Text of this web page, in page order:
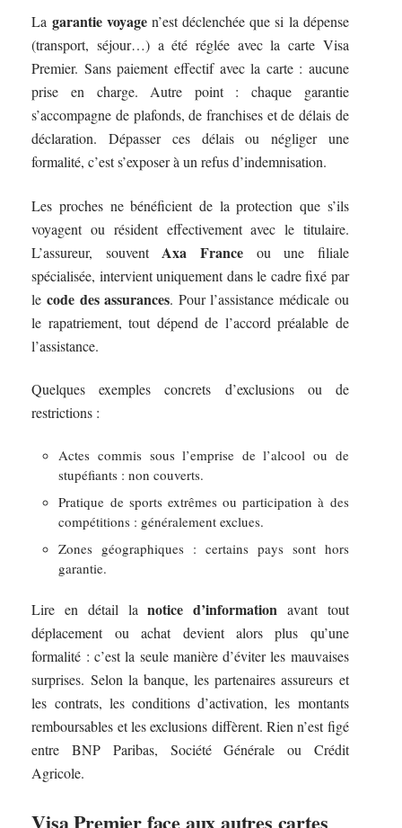
La garantie voyagen’est déclenchée que si la dépense
(transport, séjour…) a été réglée avec la carte Visa
Premier. Sans paiement effectif avec la carte : aucune
prise en charge. Autre point : chaque garantie
s’accompagne de plafonds, de franchises et de délais de
déclaration. Dépasser ces délais ou négliger une
formalité, c’est s’exposer à un refus d’indemnisation.
Les proches ne bénéficient de la protection que s’ils
voyagent ou résident effectivement avec le titulaire.
L’assureur, souvent Axa France ou une filiale
spécialisée, intervient uniquement dans le cadre fixé par
le code des assurances. Pour l’assistance médicale ou
le rapatriement, tout dépend de l’accord préalable de
l’assistance.
Quelques exemples concrets d’exclusions ou de
restrictions :
Actes commis sous l’emprise de l’alcool ou de
stupéfiants : non couverts.
Pratique de sports extrêmes ou participation à des
compétitions : généralement exclues.
Zones géographiques : certains pays sont hors
garantie.
Lire en détail lanotice d’information avant tout
déplacement ou achat devient alors plus qu’une
formalité : c’est la seule manière d’éviter les mauvaises
surprises. Selon la banque, les partenaires assureurs et
les contrats, les conditions d’activation, les montants
remboursables et les exclusions diffèrent. Rien n’est figé
entre BNP Paribas, Société Générale ou Crédit
Agricole.